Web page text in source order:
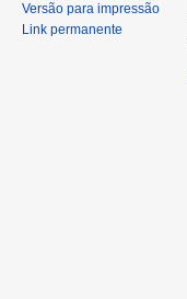
Versão para impressão
Link permanente